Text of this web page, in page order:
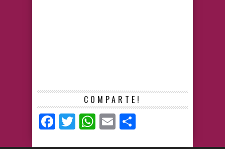
COMPARTE!
Facebook
TwitterWhatsApp
Email